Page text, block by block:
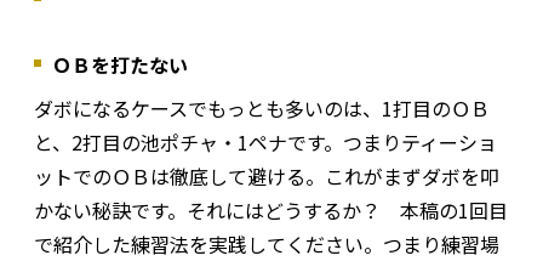
ＯＢを打たない
ダボになるケースでもっとも多いのは、1打目のＯＢ
と、2打目の池ポチャ・1ペナです。つまりティーショ
ットでのＯＢは徹底して避ける。これがまずダボを叩
かない秘訣です。それにはどうするか？ 本稿の1回目
で紹介した練習法を実践してください。つまり練習場